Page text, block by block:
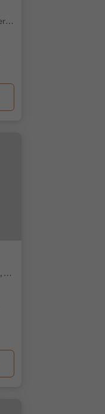
Anterselva di Mezzo/Antholz-Mittertal, Percha/Perca, Dolomites Region Kronplatz/Plan de Corones
Geiselsberg/Sorafurcia, Bruneck/Brunico, Dolomites Region Kronplatz/Plan de Corones